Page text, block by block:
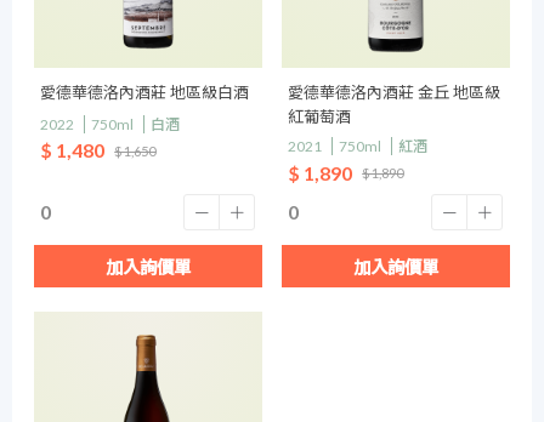
愛德華德洛內酒莊 地區級白酒
2022 750ml 白酒
$ 1,480 $ 1,650
加入詢價單
愛德華德洛內酒莊 金丘 地區級
紅葡萄酒
2021 750ml 紅酒
$ 1,890 $ 1,890
加入詢價單